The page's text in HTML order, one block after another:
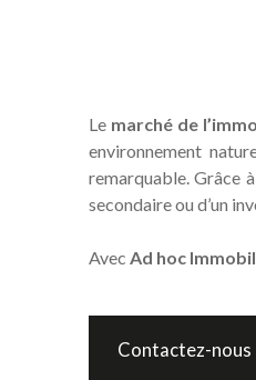
Le marché de
environnement
remarquable. Grâce
secondaire ou d’un
Avec Ad hoc
Contactez-nous